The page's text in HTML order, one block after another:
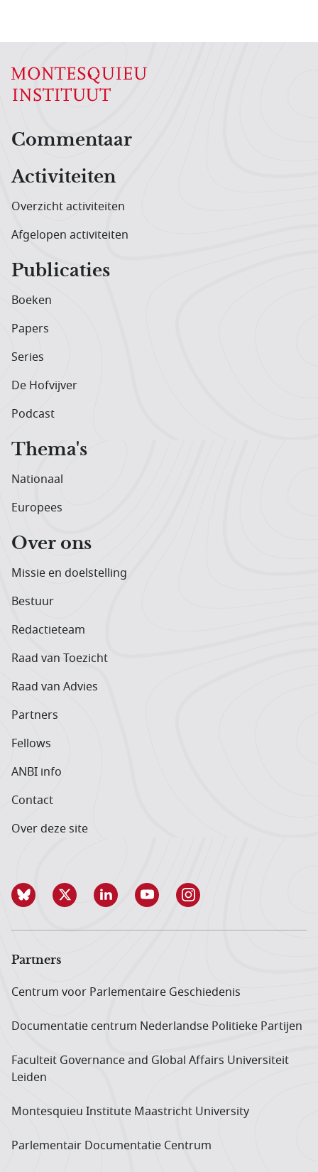
Hoofdnavigatiemenu
Commentaar
Activiteiten
Overzicht activiteiten
Afgelopen activiteiten
Publicaties
Boeken
Papers
Series
De Hofvijver
Podcast
Thema's
Nationaal
Europees
Over ons
Missie en doelstelling
Bestuur
Redactieteam
Raad van Toezicht
Raad van Advies
Partners
Fellows
ANBI info
Contact
Over deze site
Partners
Centrum voor Parlementaire Geschiedenis
Documentatie centrum Neder­landse Politieke Partijen
Faculteit Governance and Global Affairs Universiteit
Leiden
Montesquieu Institute Maastricht University
Parlementair Documentatie Centrum